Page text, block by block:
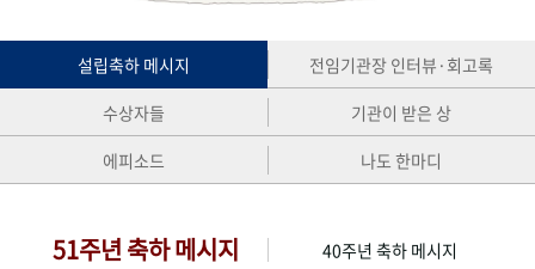
VR 역사관
설립축하 메시지
전임기관장 인터뷰·회고록
수상자들
기관이 받은 상
에피소드
나도 한마디
51주년 축하 메시지 40주년 축하 메시지